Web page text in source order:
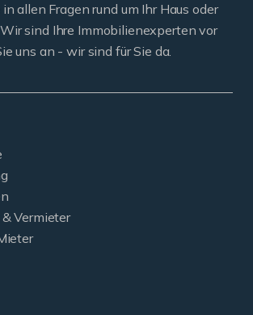
allen Fragen rund um Ihr Haus oder
sind Ihre Immobilienexperten vor
uns an - wir sind für Sie da.
Vermieter